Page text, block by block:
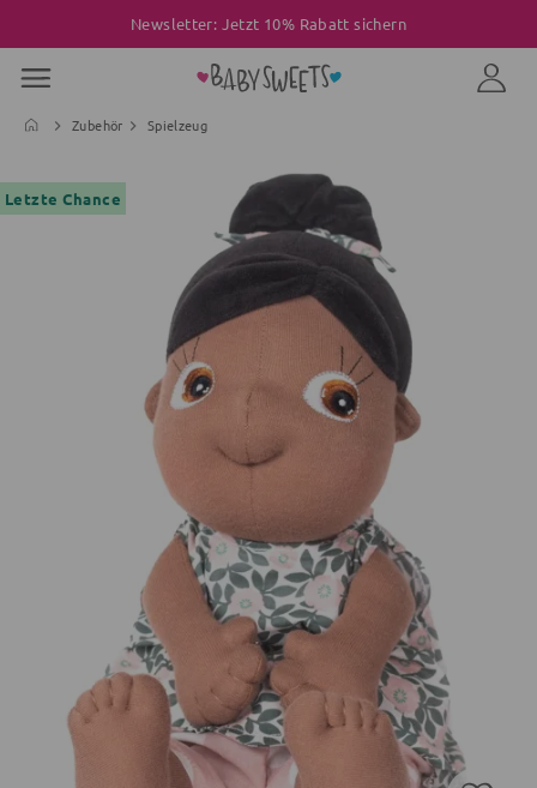
Newsletter: Jetzt 10% Rabatt sichern
Zubehör Spielzeug
Letzte Chance